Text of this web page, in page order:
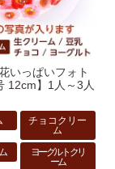
いっぱいフォト
12cm】1人～3人
チョコクリー
ム
ヨーグルトクリ
ーム